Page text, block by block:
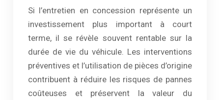
Si l’entretien en concession représente un
investissement plus important à court
terme, il se révèle souvent rentable sur la
durée de vie du véhicule. Les interventions
préventives et l’utilisation de pièces d’origine
contribuent à réduire les risques de pannes
coûteuses et préservent la valeur du